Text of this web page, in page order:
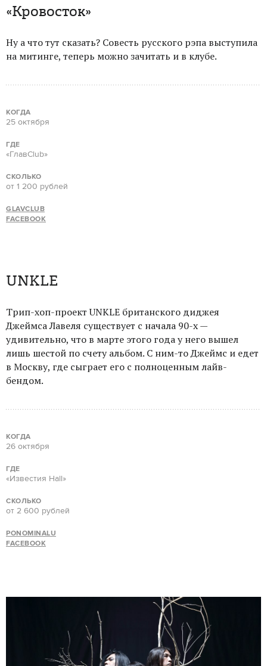
«Кровосток»
Ну а что тут сказать? Совесть русского рэпа выступила
на митинге, теперь можно зачитать и в клубе.
КОГДА
25 октября
ГДЕ
«ГлавClub»
СКОЛЬКО
от 1 200 рублей
GLAVCLUB
FACEBOOK
UNKLE
Трип-хоп-проект UNKLE британского диджея
Джеймса Лавеля существует с начала 90-х —
удивительно, что в марте этого года у него вышел
лишь шестой по счету альбом. С ним-то Джеймс и едет
в Москву, где сыграет его с полноценным лайв-
бендом.
КОГДА
26 октября
ГДЕ
«Известия Hall»
СКОЛЬКО
от 2 600 рублей
PONOMINALU
FACEBOOK